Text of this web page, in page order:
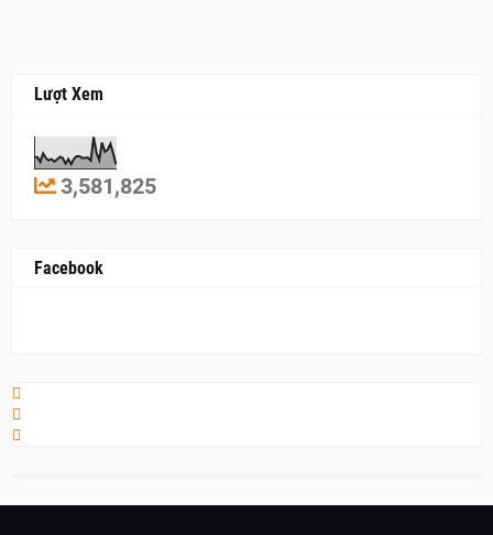
Lượt Xem
3,581,825
Facebook